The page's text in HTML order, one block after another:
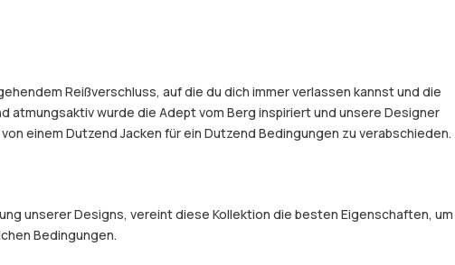
Reißverschluss, auf die du dich immer verlassen kannst und die
wurde die Adept vom Berg inspiriert und unsere Designer
einem Dutzend Jacken für ein Dutzend Bedingungen zu verabschieden.
unserer Designs, vereint diese Kollektion die besten Eigenschaften, um
Bedingungen.